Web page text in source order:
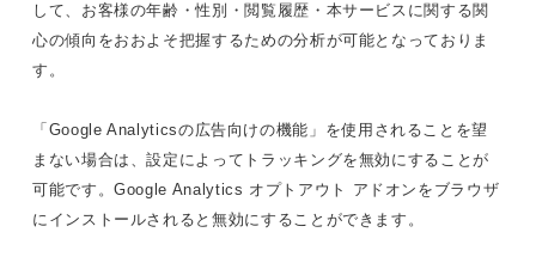
して、お客様の年齢・性別・閲覧履歴・本サービスに関する関
心の傾向をおおよそ把握するための分析が可能となっておりま
す。
「Google Analyticsの広告向けの機能」を使用されることを望
まない場合は、設定によってトラッキングを無効にすることが
可能です。Google Analytics オプトアウト アドオンをブラウザ
にインストールされると無効にすることができます。